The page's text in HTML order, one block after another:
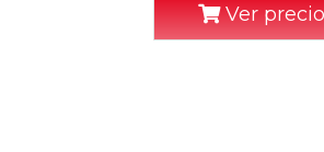
Ver